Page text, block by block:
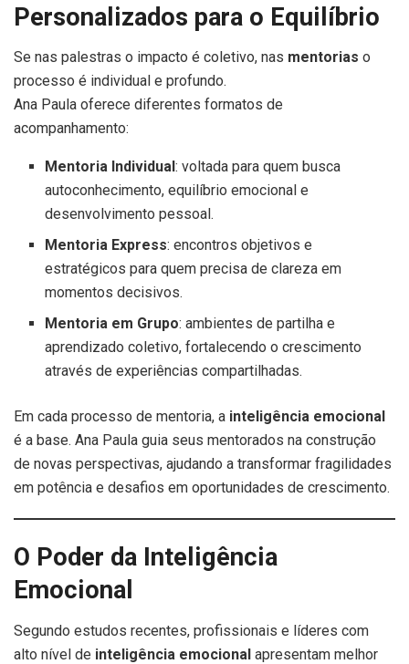
Personalizados para o Equilíbrio
Se nas palestras o impacto é coletivo, nas mentorias o
processo é individual e profundo.
Ana Paula oferece diferentes formatos de
acompanhamento:
Mentoria Individual: voltada para quem busca
autoconhecimento, equilíbrio emocional e
desenvolvimento pessoal.
Mentoria Express: encontros objetivos e
estratégicos para quem precisa de clareza em
momentos decisivos.
Mentoria em Grupo: ambientes de partilha e
aprendizado coletivo, fortalecendo o crescimento
através de experiências compartilhadas.
Em cada processo de mentoria, a inteligência emocional
é a base. Ana Paula guia seus mentorados na construção
de novas perspectivas, ajudando a transformar fragilidades
em potência e desafios em oportunidades de crescimento.
O Poder da Inteligência
Emocional
Segundo estudos recentes, profissionais e líderes com
alto nível de inteligência emocional apresentam melhor